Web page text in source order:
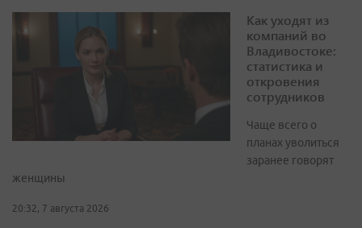
Как уходят из
компаний во
Владивостоке:
статистика и
откровения
сотрудников
Чаще всего о
планах уволиться
заранее говорят
женщины
20:32, 7 августа 2026